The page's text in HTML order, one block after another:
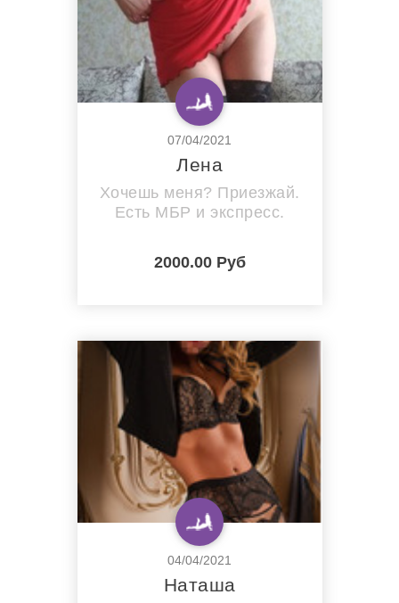
07/04/2021
Лена
Хочешь меня? Приезжай.
Есть МБР и экспресс.
2000.00 Руб
04/04/2021
Наташа